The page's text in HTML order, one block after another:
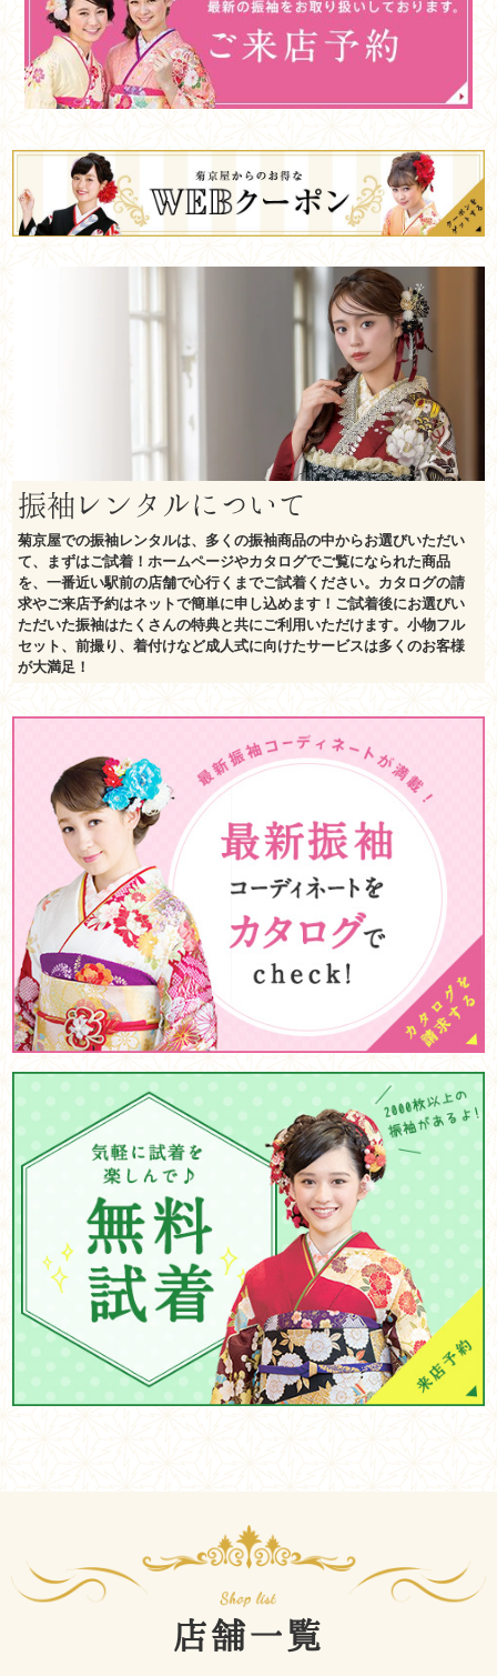
振袖レンタルについて
菊京屋での振袖レンタルは、多くの振袖商品の中からお選びいただい
て、まずはご試着！ホームページやカタログでご覧になられた商品
を、一番近い駅前の店舗で心行くまでご試着ください。カタログの請
求やご来店予約はネットで簡単に申し込めます！ご試着後にお選びい
ただいた振袖はたくさんの特典と共にご利用いただけます。小物フル
セット、前撮り、着付けなど成人式に向けたサービスは多くのお客様
が大満足！
店舗一覧